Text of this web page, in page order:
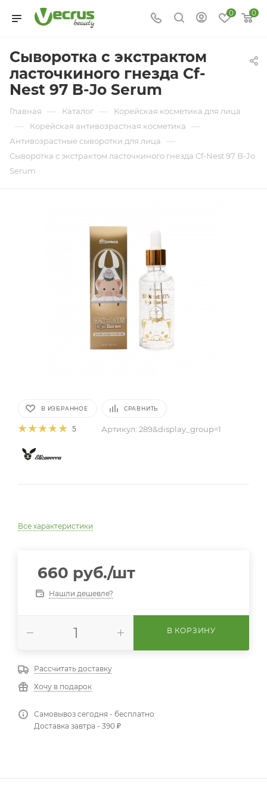
0 0
Сыворотка с экстрактом
ласточкиного гнезда Cf-
Nest 97 B-Jo Serum
Главная — Каталог — Корейская косметика для лица
— Корейская антивозрастная косметика —
Антивозрастные сыворотки для лица —
Сыворотка с экстрактом ласточкиного гнезда Cf-Nest 97 B-Jo
Serum
В ИЗБРАННОЕ СРАВНИТЬ
5 Артикул: 289&display_group=1
Все характеристики
660 руб./шт
Нашли дешевле?
В КОРЗИНУ
Рассчитать доставку
Хочу в подарок
Самовывоз сегодня - бесплатно
Доставка завтра - 390 ₽